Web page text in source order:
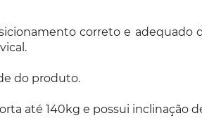
correto e adequado
do produto.
até 140kg e possui inclinação